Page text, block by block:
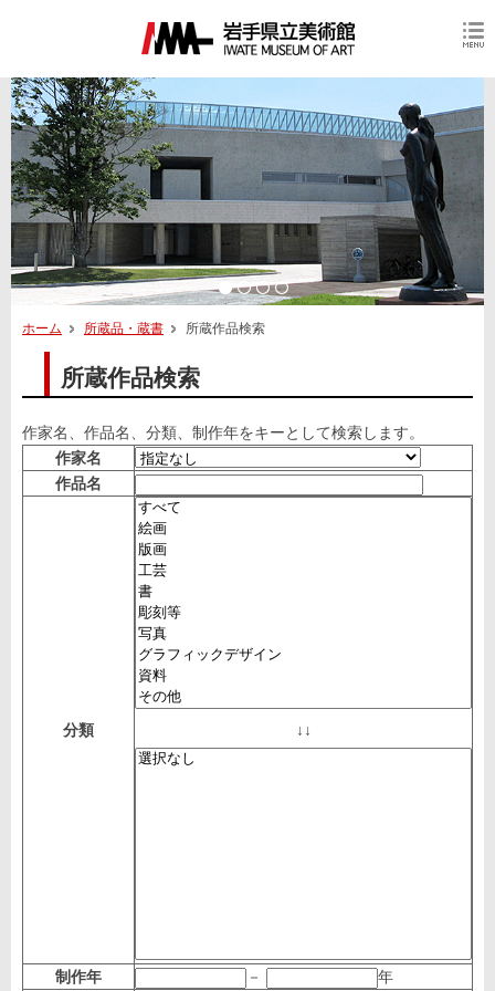
ホーム 所蔵品・蔵書 所蔵作品検索
所蔵作品検索
作家名、作品名、分類、制作年をキーとして検索します。
作家名
作品名
分類 ↓↓
制作年 － 年